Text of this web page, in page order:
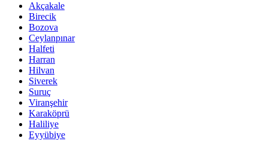
Akçakale
Birecik
Bozova
Ceylanpınar
Halfeti
Harran
Hilvan
Siverek
Suruç
Viranşehir
Karaköprü
Haliliye
Eyyübiye